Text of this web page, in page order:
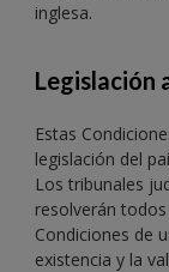
inglesa.
Legislación
Estas
legislación del
Los tribunales
resolverán
Condiciones de
existencia y la